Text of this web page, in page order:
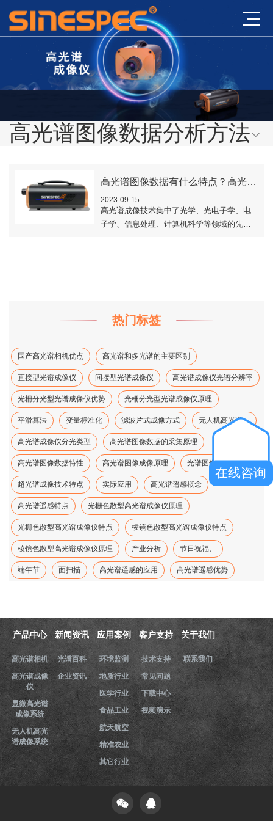
高光谱图像数据分析方法
高光谱图像数据有什么特点？高光谱图像数据怎么分析？
2023-09-15
高光谱成像技术集中了光学、光电子学、电
子学、信息处理、计算机科学等领域的先进
热门标签
国产高光谱相机优点 高光谱和多光谱的主要区别
直接型光谱成像仪 间接型光谱成像仪 高光谱成像仪光谱分辨率
光柵分光型光谱成像仪优势 光柵分光型光谱成像仪原理
平滑算法 变量标准化 滤波片式成像方式 无人机高光谱、
高光谱成像仪分光类型 高光谱图像数据的采集原理
高光谱图像数据特性 高光谱图像成像原理 光谱图像降维方法
超光谱成像技术特点 实际应用 高光谱遥感概念
高光谱遥感特点 光栅色散型高光谱成像仪原理
光栅色散型高光谱成像仪特点 棱镜色散型高光谱成像仪特点
棱镜色散型高光谱成像仪原理 产业分析 节日祝福、
端午节 面扫描 高光谱遥感的应用 高光谱遥感优势
产品中心
高光谱相机
高光谱成像
仪
显微高光谱
成像系统
无人机高光
谱成像系统
新闻资讯
光谱百科
企业资讯
应用案例
环境监测
地质行业
医学行业
食品工业
航天航空
精准农业
其它行业
客户支持
技术支持
常见问题
下载中心
视频演示
关于我们
联系我们
在线咨询